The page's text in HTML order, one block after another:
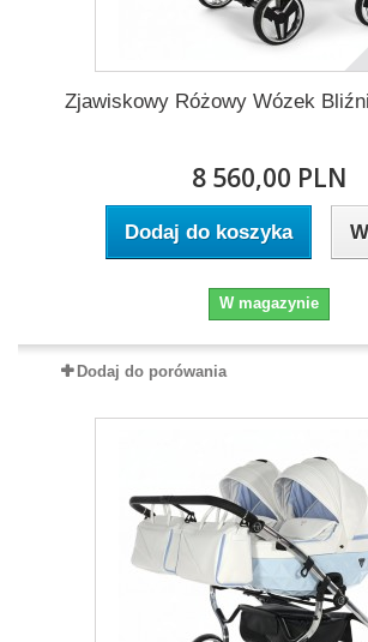
Zjawiskowy Różowy Wózek
8 560,00 PLN
Dodaj do koszyka
W magazynie
Dodaj do porówania